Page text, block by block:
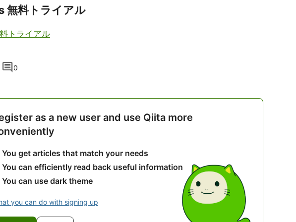
無料トライアル
トライアル
comment0
as a new user and use Qiita more
You get articles that match your needs
You can efficiently read back useful information
You can use dark theme
you can do with signing up